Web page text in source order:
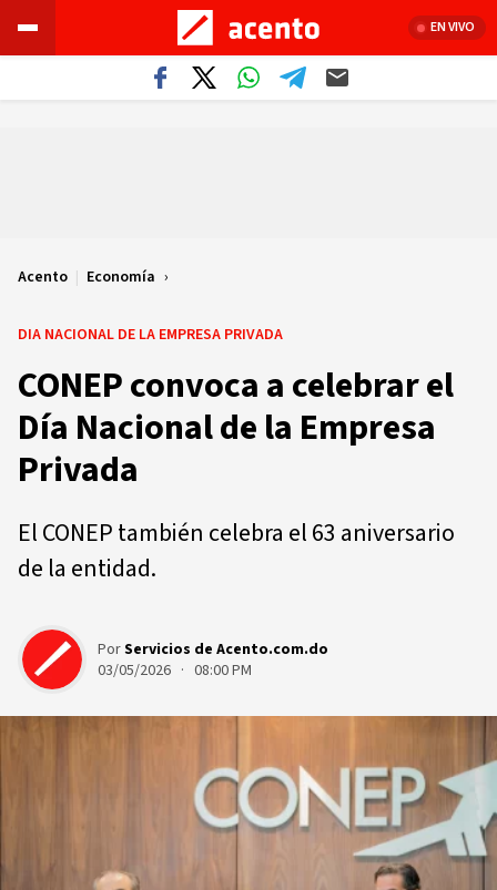
EN VIVO
Acento | Economía
DIA NACIONAL DE LA EMPRESA PRIVADA
CONEP convoca a celebrar el
Día Nacional de la Empresa
Privada
El CONEP también celebra el 63 aniversario
de la entidad.
PorServicios de Acento.com.do
03/05/2026 · 08:00 PM